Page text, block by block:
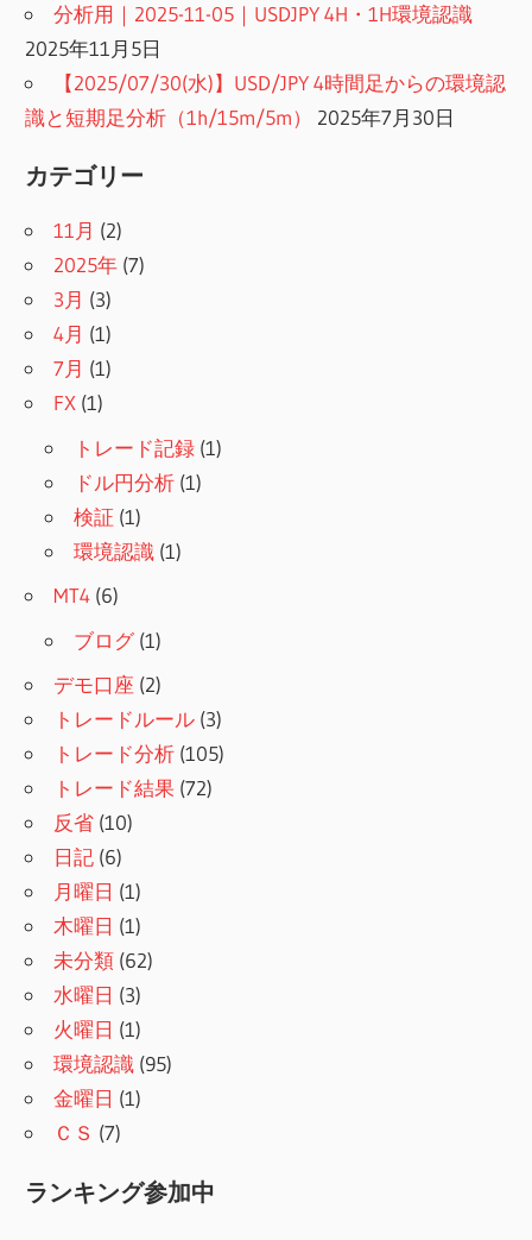
分析用｜2025-11-05｜USDJPY 4H・1H環境認識
2025年11月5日
【2025/07/30(水)】USD/JPY 4時間足からの環境認
識と短期足分析（1h/15m/5m）
2025年7月30日
カテゴリー
11月 (2)
2025年 (7)
3月 (3)
4月 (1)
7月 (1)
FX (1)
トレード記録 (1)
ドル円分析 (1)
検証 (1)
環境認識 (1)
MT4 (6)
ブログ(1)
デモ口座 (2)
トレードルール (3)
トレード分析 (105)
トレード結果 (72)
反省 (10)
日記 (6)
月曜日 (1)
木曜日 (1)
未分類 (62)
水曜日 (3)
火曜日 (1)
環境認識 (95)
金曜日 (1)
ＣＳ (7)
ランキング参加中